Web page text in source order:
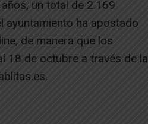
un total de 2.169
ayuntamiento ha apostado
de manera que los
18 de octubre a través de la